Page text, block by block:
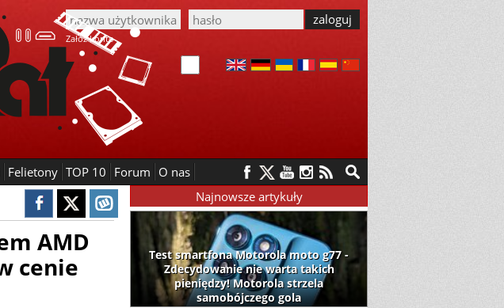
Załóż konto
Felietony TOP 10 Forum O nas
AMD
cenie
Najnowsze artykuły
Test smartfona Motorola moto g77 -
Zdecydowanie nie warta takich
pieniędzy! Motorola strzela
samobójczego gola